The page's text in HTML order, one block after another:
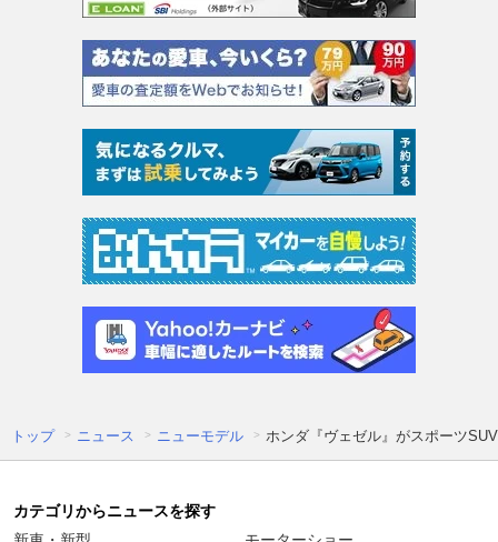
トップ ニュース ニューモデル ホンダ『ヴェゼル』がスポーツ
カテゴリからニュースを探す